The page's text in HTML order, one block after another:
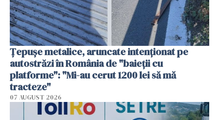
Țepușe metalice, aruncate intenționat pe
autostrăzi în România de "baieții cu
platforme": "Mi-au cerut 1200 lei să mă
tracteze"
07 AUGUST 2026